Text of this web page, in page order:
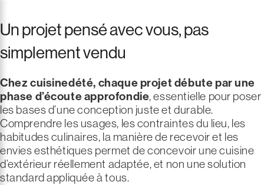
Un projet pensé avec vous, pas
simplement vendu
Chez cuisinedété, chaque projet débute par une
phase d’écoute approfondie, essentielle pour poser
les bases d’une conception juste et durable.
Comprendre les usages, les contraintes du lieu, les
habitudes culinaires, la manière de recevoir et les
envies esthétiques permet de concevoir une cuisine
d’extérieur réellement adaptée, et non une solution
standard appliquée à tous.